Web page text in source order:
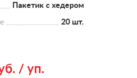
Пакетик с хедером
20 шт.
/ уп.